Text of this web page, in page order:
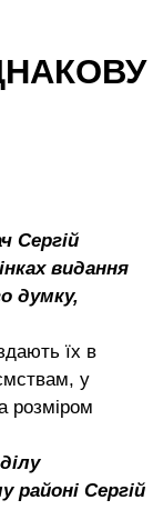
Сергій
видання
думку,
їх в
у
розміром
Сергій